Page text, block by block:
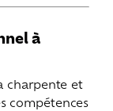
à
charpente et
compétences